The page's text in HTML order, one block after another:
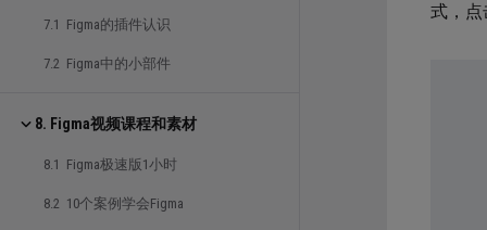
7.1 Figma的插件认识
7.2 Figma中的小部件
8. Figma视频课程和素材
8.1 Figma极速版1小时
8.2 10个案例学会Figma
式，点